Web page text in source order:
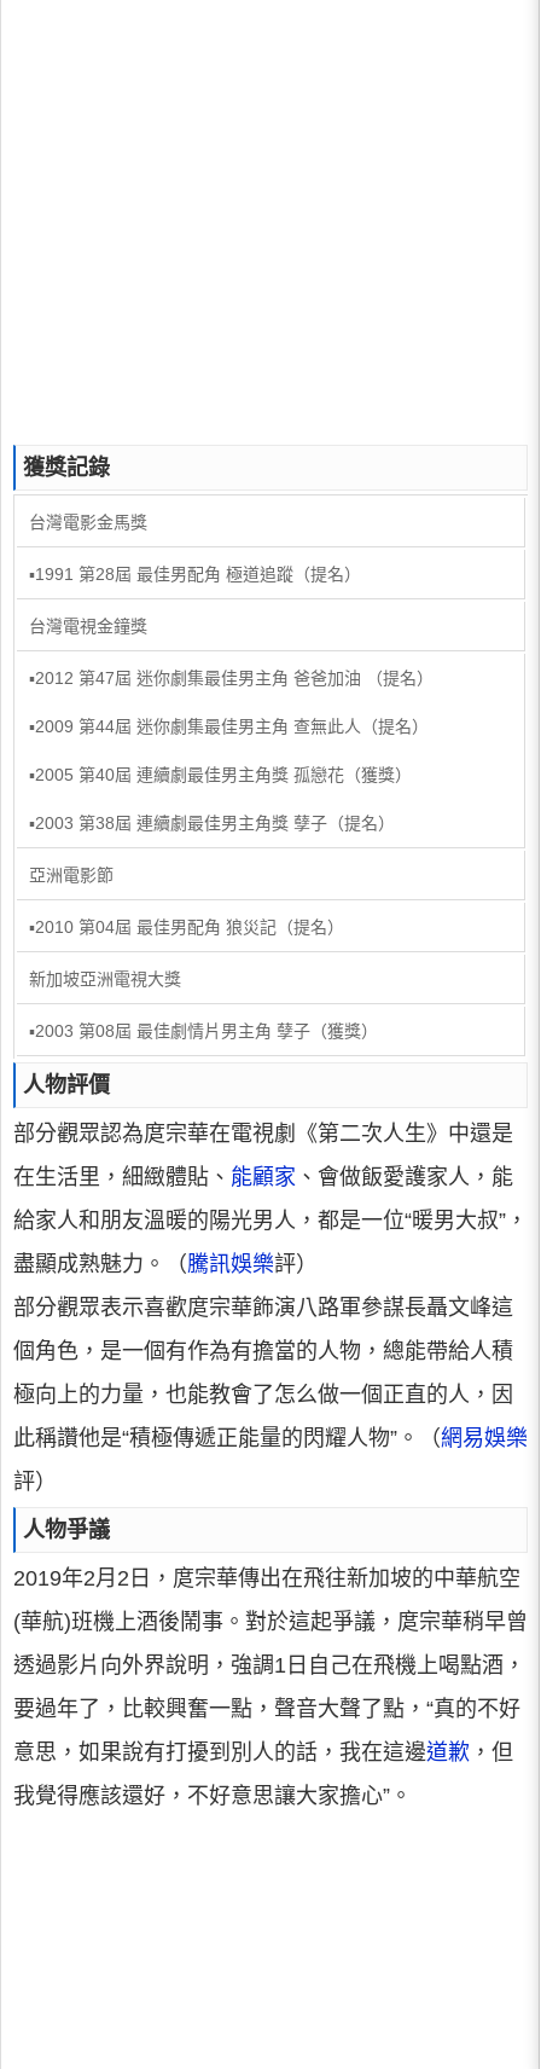
獲獎記錄
台灣電影金馬獎
▪1991 第28屆 最佳男配角 極道追蹤（提名）
台灣電視金鐘獎
▪2012 第47屆 迷你劇集最佳男主角 爸爸加油 （提名）
▪2009 第44屆 迷你劇集最佳男主角 查無此人（提名）
▪2005 第40屆 連續劇最佳男主角獎 孤戀花（獲獎）
▪2003 第38屆 連續劇最佳男主角獎 孽子（提名）
亞洲電影節
▪2010 第04屆 最佳男配角 狼災記（提名）
新加坡亞洲電視大獎
▪2003 第08屆 最佳劇情片男主角 孽子（獲獎）
人物評價
部分觀眾認為庹宗華在電視劇《第二次人生》中還是
在生活里，細緻體貼、 能顧家 、會做飯愛護家人，能
給家人和朋友溫暖的陽光男人，都是一位“暖男大叔”，
盡顯成熟魅力。（騰訊娛樂評）
部分觀眾表示喜歡庹宗華飾演八路軍參謀長聶文峰這
個角色，是一個有作為有擔當的人物，總能帶給人積
極向上的力量，也能教會了怎么做一個正直的人，因
此稱讚他是“積極傳遞正能量的閃耀人物”。（網易娛樂
評）
人物爭議
2019年2月2日，庹宗華傳出在飛往新加坡的中華航空
(華航)班機上酒後鬧事。對於這起爭議，庹宗華稍早曾
透過影片向外界說明，強調1日自己在飛機上喝點酒，
要過年了，比較興奮一點，聲音大聲了點，“真的不好
意思，如果說有打擾到別人的話，我在這邊道歉 ，但
我覺得應該還好，不好意思讓大家擔心”。